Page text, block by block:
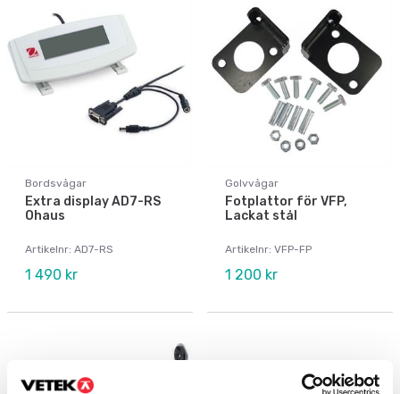
Bordsvågar
Extra display AD7-RS
Ohaus
Artikelnr: AD7-RS
1 490 kr
Golvvågar
Fotplattor för VFP,
Lackat stål
Artikelnr: VFP-FP
1 200 kr